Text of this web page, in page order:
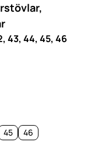
43, 44, 45, 46
45 46